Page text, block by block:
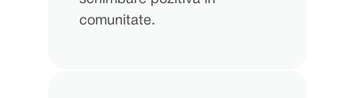
comunitate.